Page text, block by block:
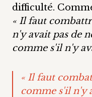
difficulté.
« Il faut
n'y avait pas de
comme s'il n'y
« Il faut
comme s'il n'y